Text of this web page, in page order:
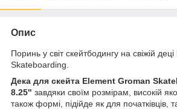
Опис
Поринь у світ скейтбодингу на свіжій
Skateboarding.
Дека для скейта Element Groman
8.25" завдяки своїм розмірам, високій
також формі, підійде як для початківців,